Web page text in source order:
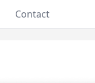
Contact